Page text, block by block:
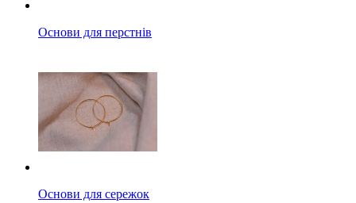
Основи для перстнів
Основи для сережок